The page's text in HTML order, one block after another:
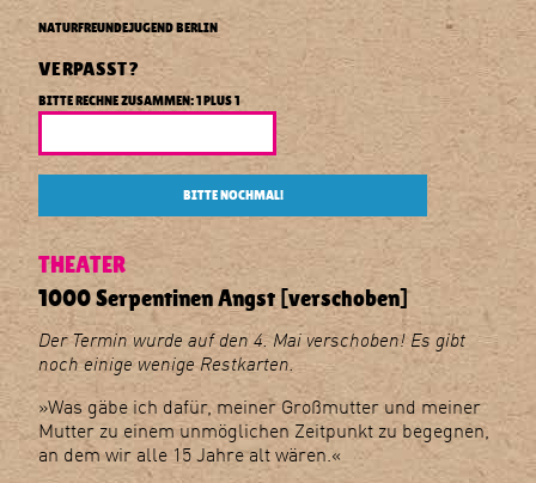
E
Naturfreundejugend
NATURFREUNDEJUGEND BERLIN
VERPASST?
BITTE RECHNE ZUSAMMEN: 1 PLUS 1
BITTE NOCHMAL!
THEATER
1000 Serpentinen Angst [verschoben]
Der Termin wurde auf den 4. Mai verschoben! Es gibt
noch einige wenige Restkarten.
»Was gäbe ich dafür, meiner Großmutter und meiner
Mutter zu einem unmöglichen Zeitpunkt zu begegnen,
an dem wir alle 15 Jahre alt wären.«